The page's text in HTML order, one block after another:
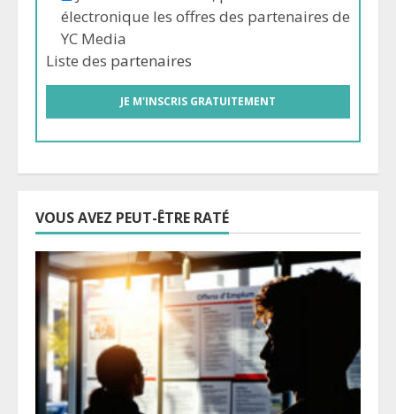
électronique les offres des partenaires de
YC Media
Liste des partenaires
VOUS AVEZ PEUT-ÊTRE RATÉ